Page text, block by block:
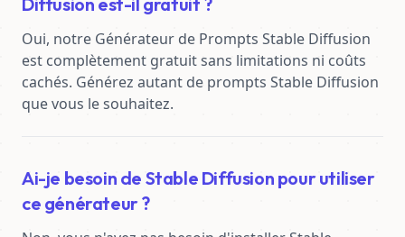
Oui, notre Générateur de Prompts Stable Diffusion
est complètement gratuit sans limitations ni coûts
cachés. Générez autant de prompts Stable Diffusion
que vous le souhaitez.
Ai-je besoin de Stable Diffusion pour utiliser
ce générateur ?